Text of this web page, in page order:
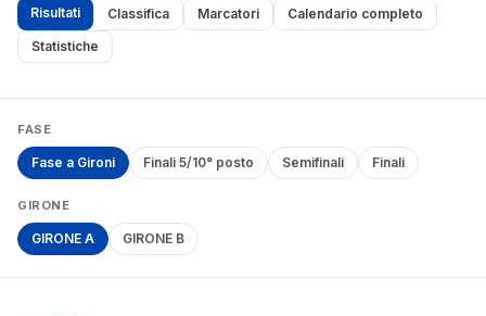
Risultati Classifica Marcatori
Calendario completo
Statistiche
FASE
Fase a Gironi Finali 5/10° posto Semifinali Finali
GIRONE
GIRONE A GIRONE B